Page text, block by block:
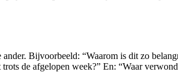
ander. Bijvoorbeeld: “Waarom is dit zo
de afgelopen week?” En: “Waar